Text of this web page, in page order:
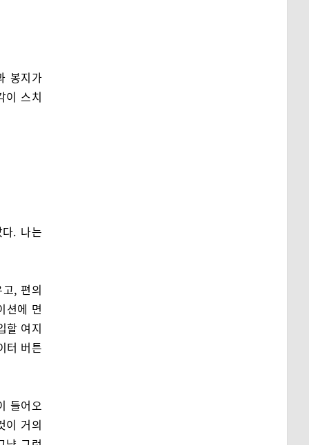
봉지가
이 스치
. 나는
, 편의
션에 면
할 여지
터 버튼
들어오
이 거의